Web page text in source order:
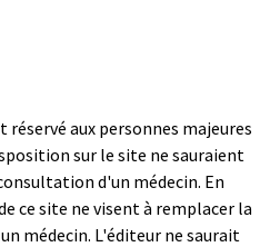
aux personnes majeures
sur le site ne sauraient
d'un médecin. En
ce site ne visent à remplacer la
médecin. L'éditeur ne saurait